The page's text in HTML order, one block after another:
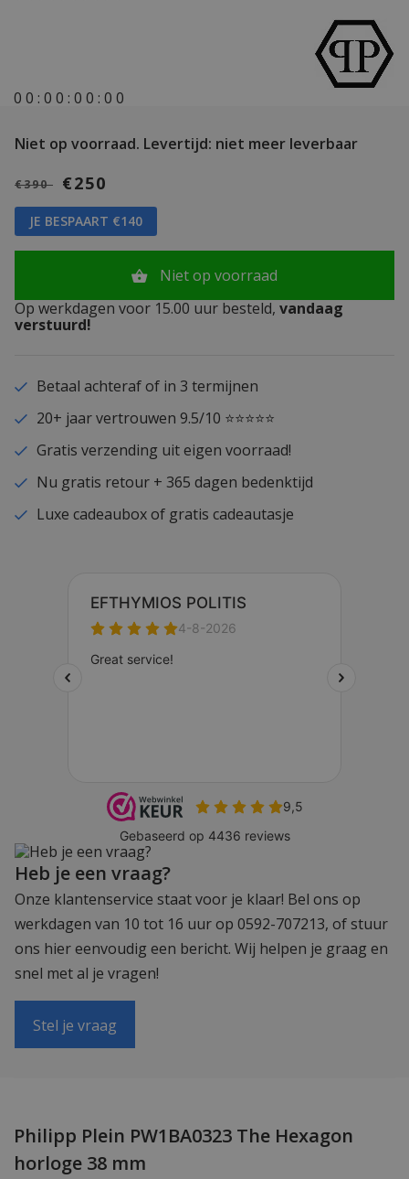
0 0 : 0 0 : 0 0 : 0 0
Niet op voorraad. Levertijd: niet meer leverbaar
€390 €250
JE BESPAART €140
Niet op voorraad
Op werkdagen voor 15.00 uur besteld, vandaag
verstuurd!
Betaal achteraf of in 3 termijnen
20+ jaar vertrouwen 9.5/10 ⭐⭐⭐⭐⭐
Gratis verzending uit eigen voorraad!
Nu gratis retour + 365 dagen bedenktijd
Luxe cadeaubox of gratis cadeautasje
Heb je een vraag?
Onze klantenservice staat voor je klaar! Bel ons op
werkdagen van 10 tot 16 uur op 0592-707213, of stuur
ons hier eenvoudig een bericht. Wij helpen je graag en
snel met al je vragen!
Stel je vraag
Philipp Plein PW1BA0323 The Hexagon
horloge 38 mm